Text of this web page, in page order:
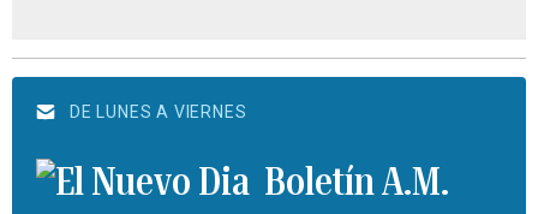
DE LUNES A VIERNES
Boletín A.M.